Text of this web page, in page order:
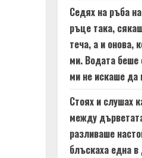
Седях на ръба
ръце така,
теча, а и онова,
ми. Водата беше
ми не искаше да
Стоях и слушах
между
разливаше
блъскаха една